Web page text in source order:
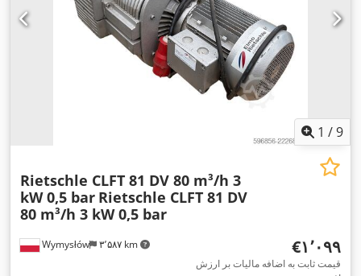
1 /9
Wymysłów ۳٬۵۸۷ km
Rietschle CLFT 81 DV 80 m³/h 3
kW 0,5 bar Rietschle CLFT 81 DV
80 m³/h 3 kW 0,5 bar
‎€۱٬۰۹۹
قیمت ثابت به اضافه مالیات بر ارزش